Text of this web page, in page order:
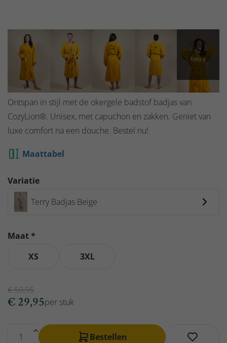
Ontspan in stijl met de okergele badstof badjas van
CozyLion®. Unisex, met capuchon en zakken. Geniet van
luxe comfort na een douche. Bestel nu!
Maattabel
Variatie
Terry Badjas Beige
Maat *
XS
3XL
€59,95
€29,95per stuk
Bestellen